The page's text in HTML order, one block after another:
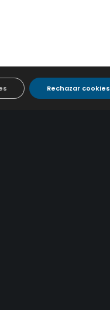
Rechazar cookies